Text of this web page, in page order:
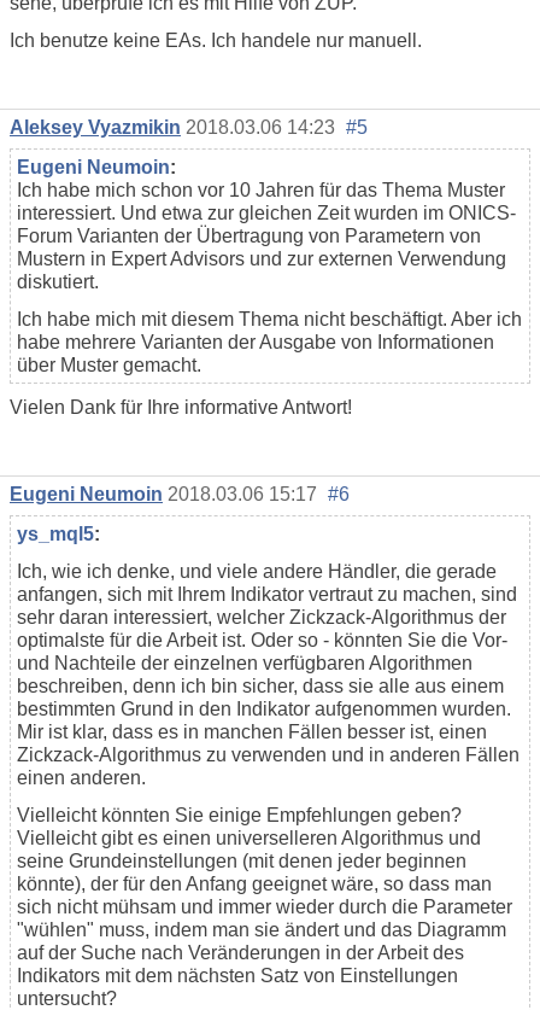
Ich benutze keine EAs. Ich handele nur manuell.
Aleksey Vyazmikin 2018.03.06 14:23 #5
Eugeni Neumoin:
Ich habe mich schon vor 10 Jahren für das Thema Muster
interessiert. Und etwa zur gleichen Zeit wurden im ONICS-
Forum Varianten der Übertragung von Parametern von
Mustern in Expert Advisors und zur externen Verwendung
diskutiert.
Ich habe mich mit diesem Thema nicht beschäftigt. Aber ich
habe mehrere Varianten der Ausgabe von Informationen
über Muster gemacht.
Vielen Dank für Ihre informative Antwort!
Eugeni Neumoin 2018.03.06 15:17 #6
ys_mql5:
Ich, wie ich denke, und viele andere Händler, die gerade
anfangen, sich mit Ihrem Indikator vertraut zu machen, sind
sehr daran interessiert, welcher Zickzack-Algorithmus der
optimalste für die Arbeit ist. Oder so - könnten Sie die Vor-
und Nachteile der einzelnen verfügbaren Algorithmen
beschreiben, denn ich bin sicher, dass sie alle aus einem
bestimmten Grund in den Indikator aufgenommen wurden.
Mir ist klar, dass es in manchen Fällen besser ist, einen
Zickzack-Algorithmus zu verwenden und in anderen Fällen
einen anderen.
Vielleicht könnten Sie einige Empfehlungen geben?
Vielleicht gibt es einen universelleren Algorithmus und
seine Grundeinstellungen (mit denen jeder beginnen
könnte), der für den Anfang geeignet wäre, so dass man
sich nicht mühsam und immer wieder durch die Parameter
"wühlen" muss, indem man sie ändert und das Diagramm
auf der Suche nach Veränderungen in der Arbeit des
Indikators mit dem nächsten Satz von Einstellungen
untersucht?